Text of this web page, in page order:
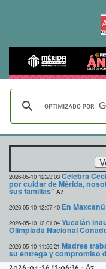
2026-05-10 12:23:03 Celebra
por cuidar de Mérida,
sus familias” A7
2026-05-10 12:07:40 En
2026-05-10 12:01:04 Yucatán
Olimpiada Nacional
2026-05-10 11:56:21 Madres
su entrega y compromiso